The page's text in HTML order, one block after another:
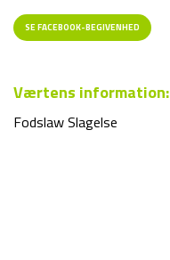
SE FACEBOOK-BEGIVENHED
Værtens information:
Fodslaw Slagelse